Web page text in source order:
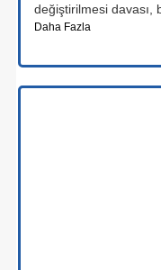
değiştirilmesi davası,
Daha Fazla